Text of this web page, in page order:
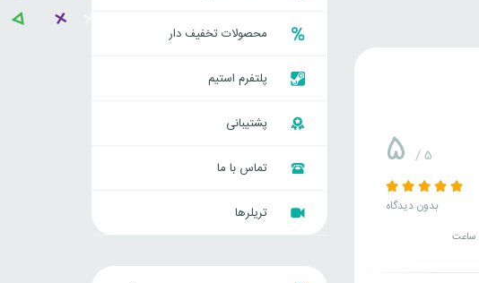
5 / 5
بدون دیدگاه
محصولات تخفیف دار
پلتفرم استیم
پشتیبانی
تماس با ما
تریلرها